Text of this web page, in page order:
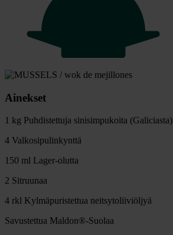
Ainekset
1 kg Puhdistettuja sinisimpukoita (Galiciasta)
4 Valkosipulinkynttä
150 ml Lager-olutta
2 Sitruunaa
4 rkl Kylmäpuristettua neitsytoliiviöljyä
Savustettua Maldon®-Suolaa